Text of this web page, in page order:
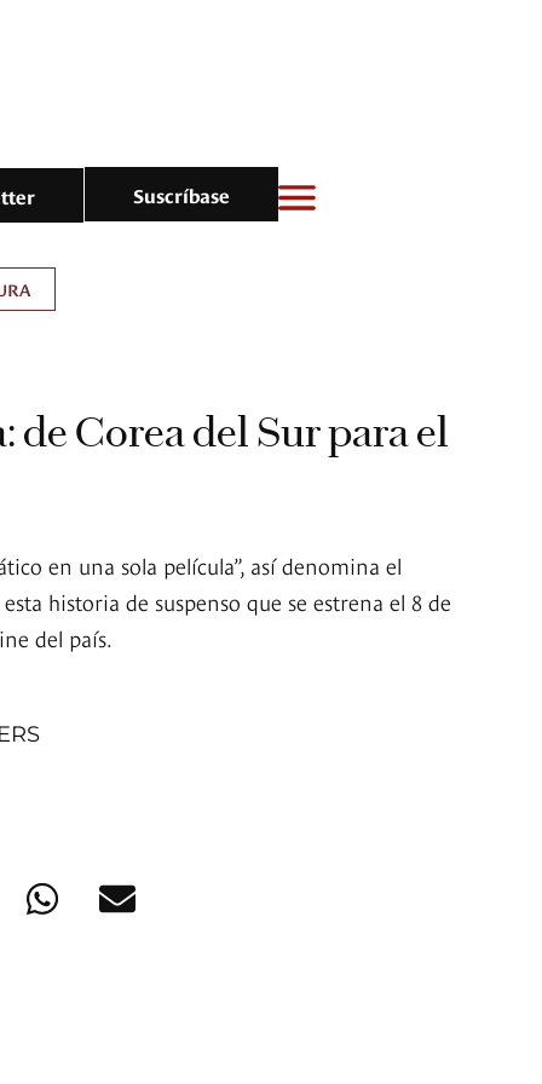
Suscríbase
de Corea del Sur para el
en una sola película”, así denomina el
historia de suspenso que se estrena el 8 de
del país.